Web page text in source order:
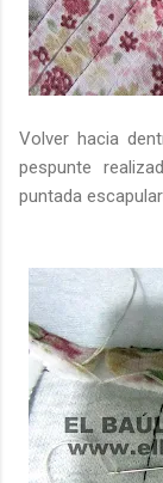
Volver hacia
pespunte
puntada